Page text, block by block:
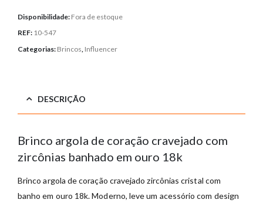
Disponibilidade: Fora de estoque
REF: 10-547
Categorias: Brincos, Influencer
DESCRIÇÃO
Brinco argola de coração cravejado com
zircônias banhado em ouro 18k
Brinco argola de coração cravejado zircônias cristal com
banho em ouro 18k. Moderno, leve um acessório com design